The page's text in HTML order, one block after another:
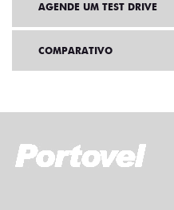
AGENDE UM TEST DRIVE
COMPARATIVO